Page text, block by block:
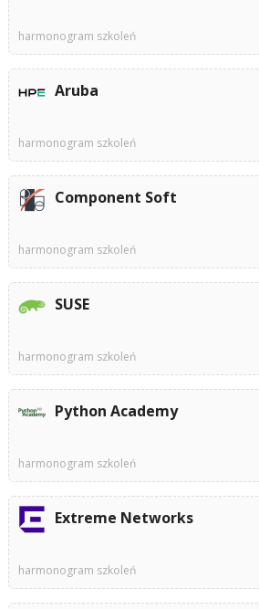
harmonogram szkoleń
Aruba
harmonogram szkoleń
Component Soft
harmonogram szkoleń
SUSE
harmonogram szkoleń
Python Academy
harmonogram szkoleń
Extreme Networks
harmonogram szkoleń